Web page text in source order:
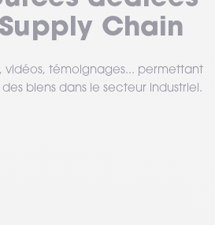
Chain
vidéos, témoignages... permettant
biens dans le secteur industriel.